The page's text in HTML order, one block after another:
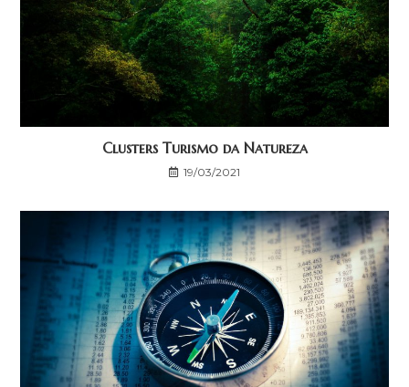
Clusters Turismo da Natureza
19/03/2021